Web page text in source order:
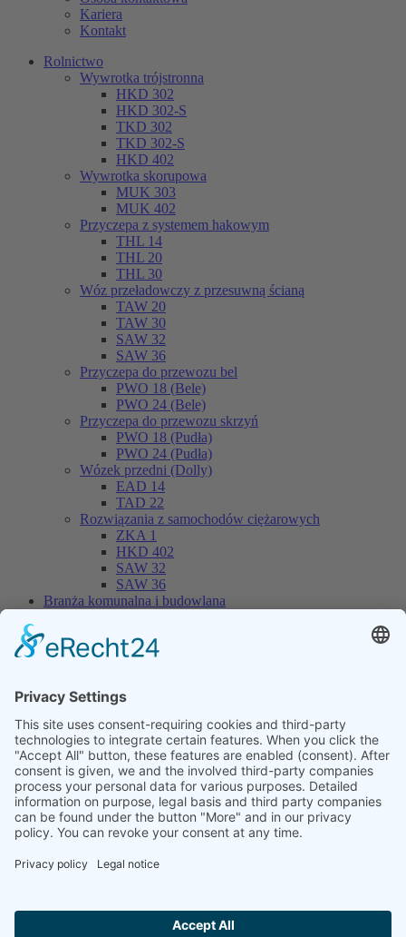
Kariera
Kontakt
Rolnictwo
Wywrotka trójstronna
HKD 302
HKD 302-S
TKD 302
TKD 302-S
HKD 402
Wywrotka skorupowa
MUK 303
MUK 402
Przyczepa z systemem hakowym
THL 14
THL 20
THL 30
Wóz przeładowczy z przesuwną ścianą
TAW 20
TAW 30
SAW 32
SAW 36
Przyczepa do przewozu bel
PWO 18 (Bele)
PWO 24 (Bele)
Przyczepa do przewozu skrzyń
PWO 18 (Pudła)
PWO 24 (Pudła)
Wózek przedni (Dolly)
EAD 14
TAD 22
Rozwiązania z samochodów ciężarowych
ZKA 1
HKD 402
SAW 32
SAW 36
Branża komunalna i budowlana
MUP 30HP
Przyczepa z wyciągiem hakowym
THL 20
THL 30
Kontenery
CONT 13
Skład maszyn
WYNAJEM
Serwis / Warsztat
Online-Shop
Wydarzenia